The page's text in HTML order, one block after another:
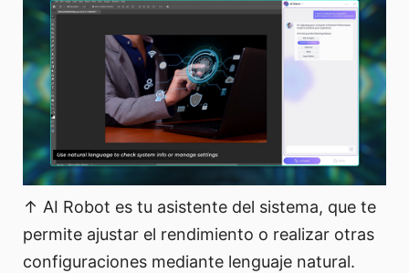
↑ AI Robot es tu asistente del sistema, que te
permite ajustar el rendimiento o realizar otras
configuraciones mediante lenguaje natural.